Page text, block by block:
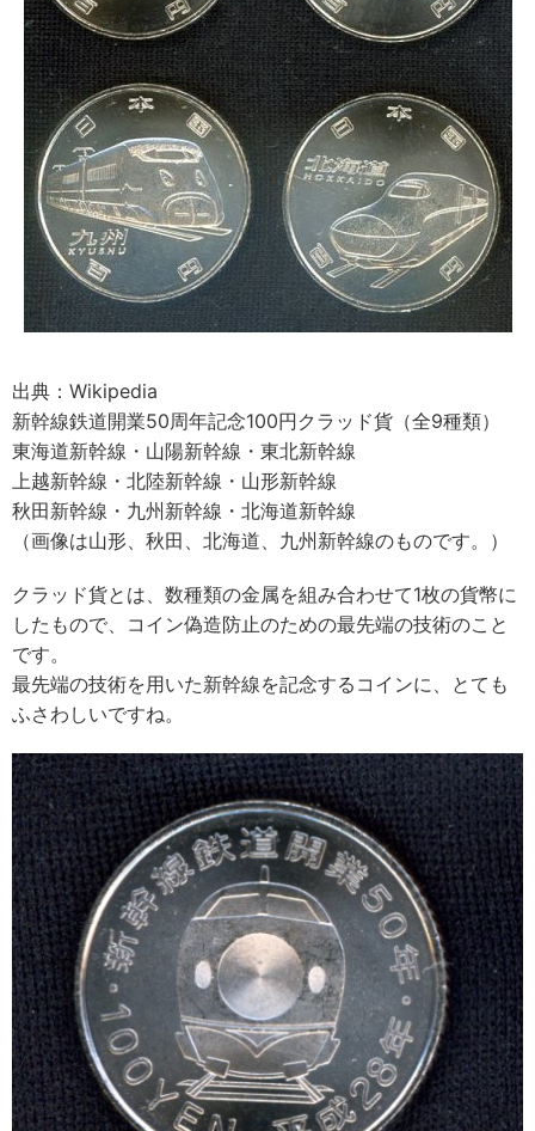
出典：Wikipedia
新幹線鉄道開業50周年記念100円クラッド貨（全9種類）
東海道新幹線・山陽新幹線・東北新幹線
上越新幹線・北陸新幹線・山形新幹線
秋田新幹線・九州新幹線・北海道新幹線
（画像は山形、秋田、北海道、九州新幹線のものです。）
クラッド貨とは、数種類の金属を組み合わせて1枚の貨幣に
したもので、コイン偽造防止のための最先端の技術のこと
です。
最先端の技術を用いた新幹線を記念するコインに、とても
ふさわしいですね。